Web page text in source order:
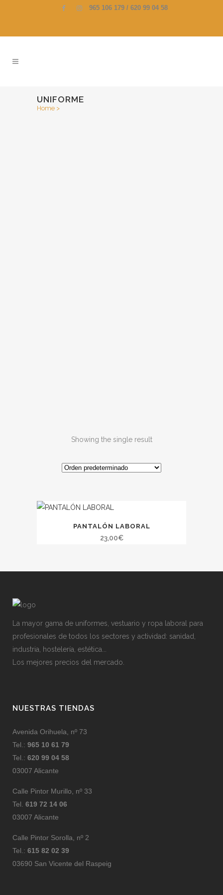
965 106 179 / 620 99 04 58
UNIFORME
Home >
Showing the single result
PANTALÓN LABORAL
23,00€
La mayor gama de uniformes, vestuario y ropa laboral para
profesionales de todos los sectores y actividad: sanidad,
industria, hostelería, estética...
Los mejores precios del mercado.
NUESTRAS TIENDAS
Avenida Orihuela, nº 73
Tel.: 965 10 61 79
Tel.: 620 99 04 58
03007 Alicante
Calle Pintor Murillo, nº 33
Tel. 619 72 14 06
03007 Alicante
Calle Pintor Sorolla, nº 2
Tel.: 615 82 02 39
03690 San Vicente del Raspeig